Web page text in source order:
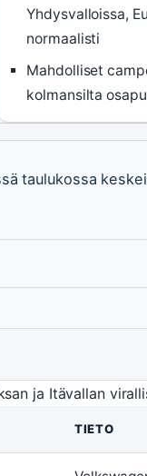
Yhdysvalloissa,
normaalisti
Mahdolliset
kolmansilta
taulukossa
ja Itävallan
TIETO